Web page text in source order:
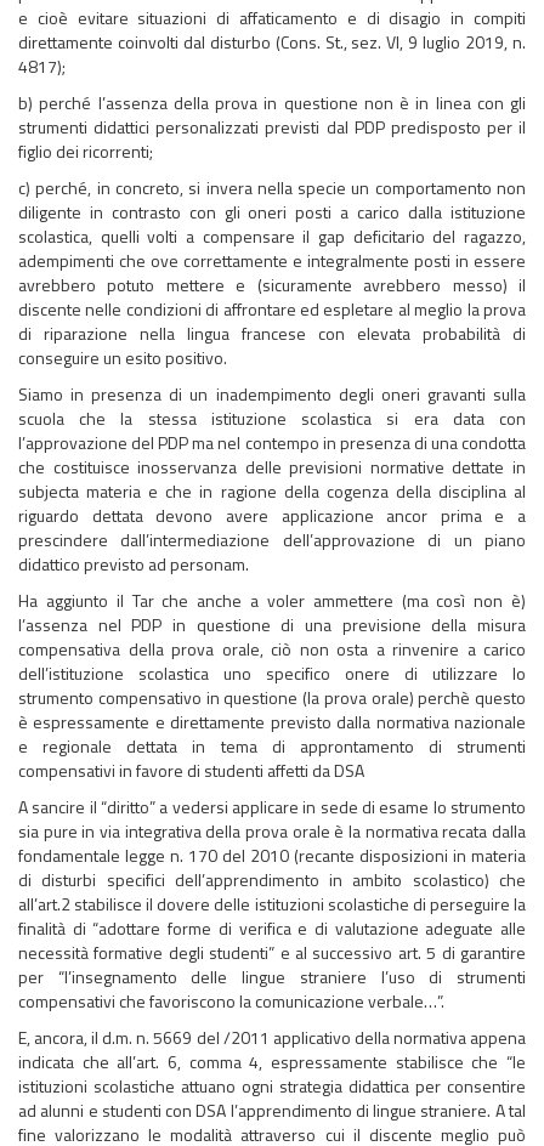
e cioè evitare situazioni di affaticamento e di disagio in compiti
direttamente coinvolti dal disturbo (Cons. St., sez. VI, 9 luglio 2019, n.
4817);
b) perché l’assenza della prova in questione non è in linea con gli
strumenti didattici personalizzati previsti dal PDP predisposto per il
figlio dei ricorrenti;
c) perché, in concreto, si invera nella specie un comportamento non
diligente in contrasto con gli oneri posti a carico dalla istituzione
scolastica, quelli volti a compensare il gap deficitario del ragazzo,
adempimenti che ove correttamente e integralmente posti in essere
avrebbero potuto mettere e (sicuramente avrebbero messo) il
discente nelle condizioni di affrontare ed espletare al meglio la prova
di riparazione nella lingua francese con elevata probabilità di
conseguire un esito positivo.
Siamo in presenza di un inadempimento degli oneri gravanti sulla
scuola che la stessa istituzione scolastica si era data con
l’approvazione del PDP ma nel contempo in presenza di una condotta
che costituisce inosservanza delle previsioni normative dettate in
subjecta materia e che in ragione della cogenza della disciplina al
riguardo dettata devono avere applicazione ancor prima e a
prescindere dall’intermediazione dell’approvazione di un piano
didattico previsto ad personam.
Ha aggiunto il Tar che anche a voler ammettere (ma così non è)
l’assenza nel PDP in questione di una previsione della misura
compensativa della prova orale, ciò non osta a rinvenire a carico
dell’istituzione scolastica uno specifico onere di utilizzare lo
strumento compensativo in questione (la prova orale) perchè questo
è espressamente e direttamente previsto dalla normativa nazionale
e regionale dettata in tema di approntamento di strumenti
compensativi in favore di studenti affetti da DSA
A sancire il “diritto” a vedersi applicare in sede di esame lo strumento
sia pure in via integrativa della prova orale è la normativa recata dalla
fondamentale legge n. 170 del 2010 (recante disposizioni in materia
di disturbi specifici dell’apprendimento in ambito scolastico) che
all’art.2 stabilisce il dovere delle istituzioni scolastiche di perseguire la
finalità di “adottare forme di verifica e di valutazione adeguate alle
necessità formative degli studenti” e al successivo art. 5 di garantire
per “l’insegnamento delle lingue straniere l’uso di strumenti
compensativi che favoriscono la comunicazione verbale…”.
E, ancora, il d.m. n. 5669 del /2011 applicativo della normativa appena
indicata che all’art. 6, comma 4, espressamente stabilisce che “le
istituzioni scolastiche attuano ogni strategia didattica per consentire
ad alunni e studenti con DSA l’apprendimento di lingue straniere. A tal
fine valorizzano le modalità attraverso cui il discente meglio può